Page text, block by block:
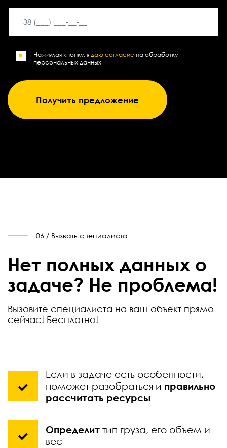
Нажимая кнопку, я даю согласие на обработку
персональных данных
06 / Вызвать специалиста
Нет полных данных о
задаче? Не проблема!
Вызовите специалиста на ваш объект прямо
сейчас! Бесплатно!
Если в задаче есть особенности,
поможет разобраться и правильно
рассчитать ресурсы
Определит тип груза, его объем и
вес